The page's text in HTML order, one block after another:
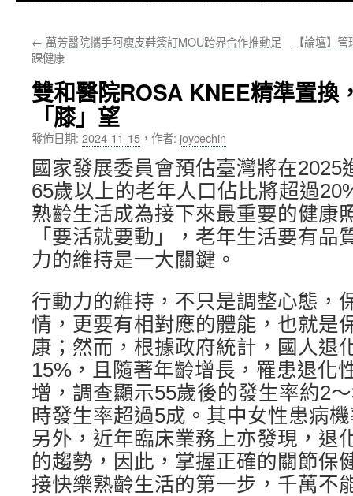
要
容
← 萬芳醫院攜手阿瘦皮鞋簽訂MOU跨界合作推動足
踝健康
【論壇】
雙和醫院ROSA KNEE精準置換
「膝」望
發佈日期: 2024-11-15 ， 作者: joycechin
國家發展委員會預估臺灣將在2025
65歲以上的老年人口佔比將超過
熟齡生活成為接下來最重要的健康
「要活就要動」，老年生活要有品
力的維持是一大關鍵。
行動力的維持，不只是調整心態，
情，更要有相對應的體能，也就是
康；然而，根據政府統計，國人退
15%，且隨著年齡增長，罹患退化
增，調查顯示55歲後的發生率約2
時發生率超過5成。其中女性患病
另外，近年臨床業務上亦發現，退
的趨勢，因此，掌握正確的關節保
接快樂熟齡生活的第一步，千萬不